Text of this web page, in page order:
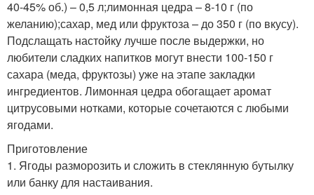
40-45% об.) – 0,5 л;лимонная цедра – 8-10 г (по
желанию);сахар, мед или фруктоза – до 350 г (по вкусу).
Подслащать настойку лучше после выдержки, но
любители сладких напитков могут внести 100-150 г
сахара (меда, фруктозы) уже на этапе закладки
ингредиентов. Лимонная цедра обогащает аромат
цитрусовыми нотками, которые сочетаются с любыми
ягодами.
Приготовление
1. Ягоды разморозить и сложить в стеклянную бутылку
или банку для настаивания.